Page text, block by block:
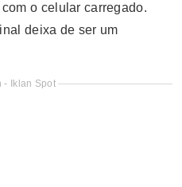
o celular carregado.
deixa de ser um
- Iklan Spot